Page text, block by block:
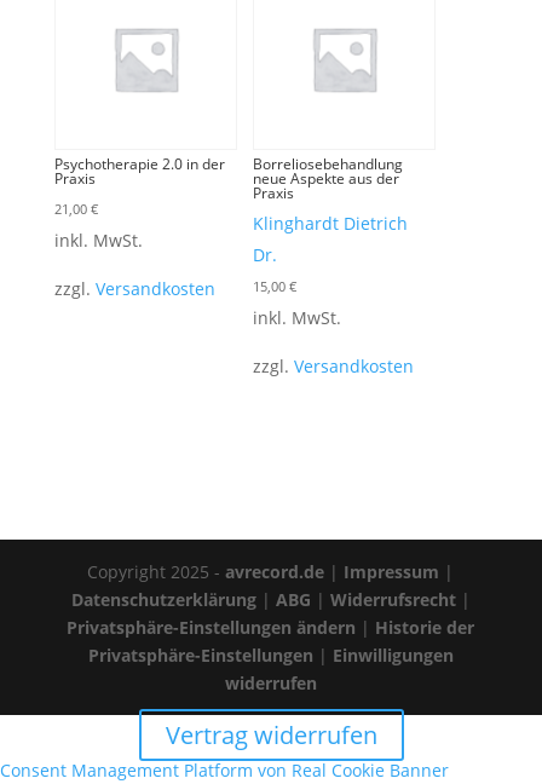
Psychotherapie 2.0 in der
Praxis
21,00 €
inkl. MwSt.
zzgl. Versandkosten
Borreliosebehandlung
neue Aspekte aus der
Praxis
Klinghardt Dietrich
Dr.
15,00 €
inkl. MwSt.
zzgl. Versandkosten
Copyright 2025 -avrecord.de | Impressum |
Datenschutzerklärung| ABG | Widerrufsrecht|
Privatsphäre-Einstellungen ändern | Historie der
Privatsphäre-Einstellungen | Einwilligungen
widerrufen
Vertrag widerrufen
Consent Management Platform von Real Cookie Banner